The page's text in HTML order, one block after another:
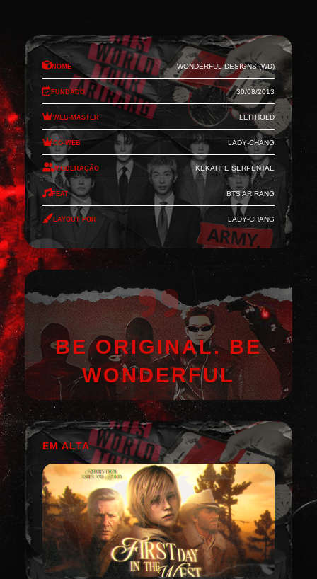
Nome Wonderful Designs (WD)
Fundado 30/08/2013
Web-Master Leithold
Co-Web Lady-Chang
Moderação Kekahi e Serpentae
Feat BTS Arirang
Layout por Lady-Chang
BE ORIGINAL. BE
WONDERFUL
EM ALTA